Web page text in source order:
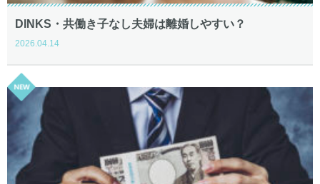
DINKS・共働き子なし夫婦は離婚しやすい？
2026.04.14